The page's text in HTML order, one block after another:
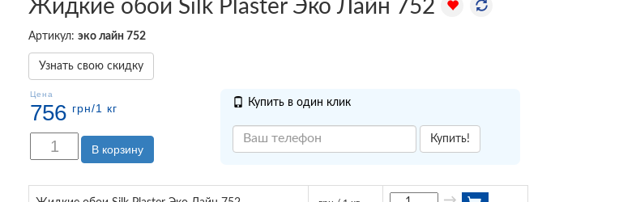
Жидкие обои Silk Plaster Эко Лайн 752
Артикул: эко лайн 752
Узнать свою скидку
Цена
756 грн/1 кг
В корзину
Купить в один клик
Купить!